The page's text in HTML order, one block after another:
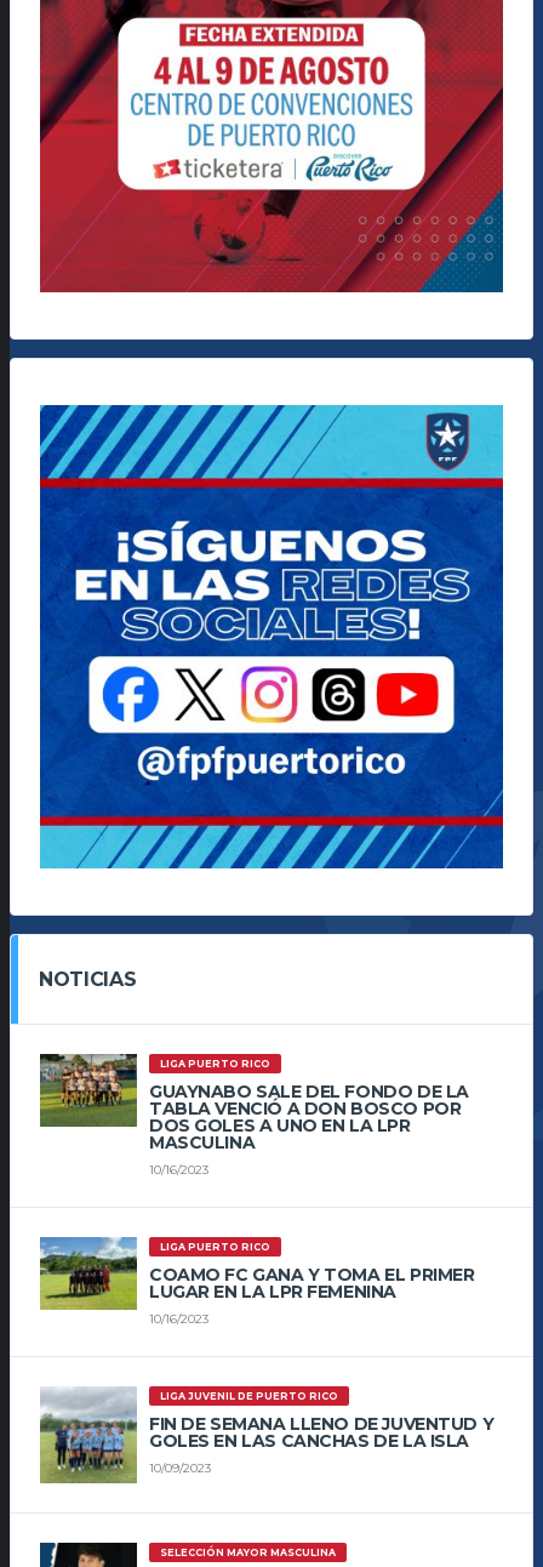
NOTICIAS
LIGA PUERTO RICO
GUAYNABO SALE DEL FONDO DE LA
TABLA VENCIÓ A DON BOSCO POR
DOS GOLES A UNO EN LA LPR
MASCULINA
10/16/2023
LIGA PUERTO RICO
COAMO FC GANA Y TOMA EL PRIMER
LUGAR EN LA LPR FEMENINA
10/16/2023
LIGA JUVENIL DE PUERTO RICO
FIN DE SEMANA LLENO DE JUVENTUD Y
GOLES EN LAS CANCHAS DE LA ISLA
10/09/2023
SELECCIÓN MAYOR MASCULINA